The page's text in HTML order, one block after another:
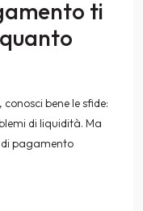
ti
bene le sfide:
di liquidità. Ma
di pagamento